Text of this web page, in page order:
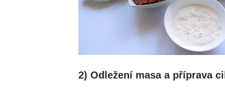
2) Odležení masa a příprava